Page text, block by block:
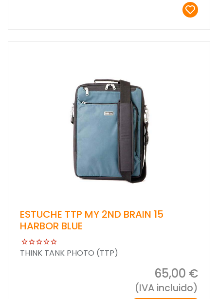
ESTUCHE TTP MY 2ND BRAIN 15
HARBOR BLUE
THINK TANK PHOTO (TTP)
65,00 €
(IVA incluido)